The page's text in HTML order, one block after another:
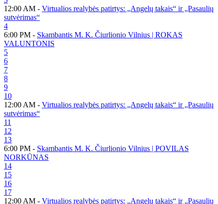
12:00 AM - Virtualios realybės patirtys: „Angelų takais“ ir „Pasaulių
sutvėrimas“
4
6:00 PM - Skambantis M. K. Čiurlionio Vilnius | ROKAS
VALUNTONIS
5
6
7
8
9
10
12:00 AM - Virtualios realybės patirtys: „Angelų takais“ ir „Pasaulių
sutvėrimas“
11
12
13
6:00 PM - Skambantis M. K. Čiurlionio Vilnius | POVILAS
NORKŪNAS
14
15
16
17
12:00 AM - Virtualios realybės patirtys: „Angelų takais“ ir „Pasaulių